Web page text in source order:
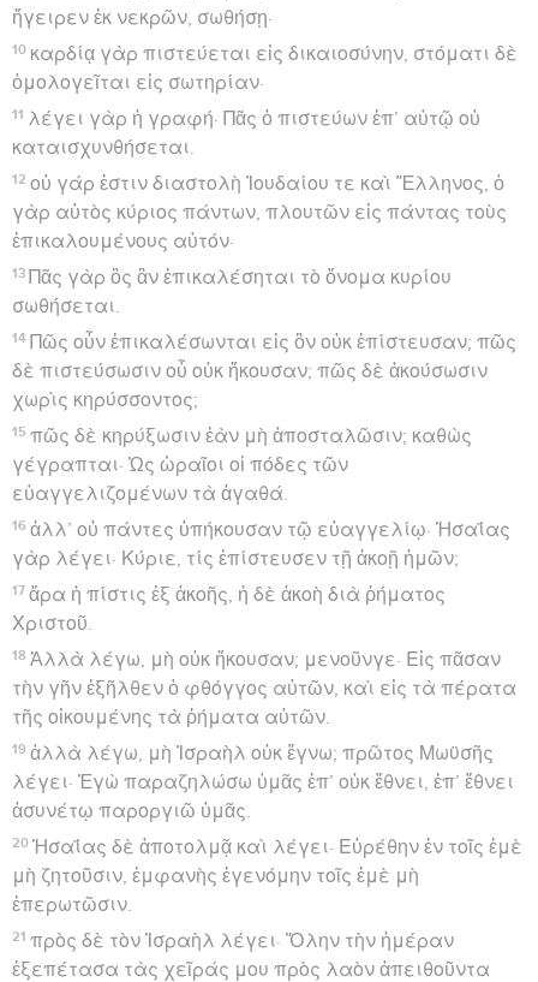
ἤγειρεν ἐκ νεκρῶν, σωθήσῃ·
10 καρδίᾳ γὰρ πιστεύεται εἰς δικαιοσύνην, στόματι δὲ
ὁμολογεῖται εἰς σωτηρίαν·
11 λέγει γὰρ ἡ γραφή· Πᾶς ὁ πιστεύων ἐπ’ αὐτῷ οὐ
καταισχυνθήσεται.
12 οὐ γάρ ἐστιν διαστολὴ Ἰουδαίου τε καὶ Ἕλληνος, ὁ
γὰρ αὐτὸς κύριος πάντων, πλουτῶν εἰς πάντας τοὺς
ἐπικαλουμένους αὐτόν·
13 Πᾶς γὰρ ὃς ἂν ἐπικαλέσηται τὸ ὄνομα κυρίου
σωθήσεται.
14 Πῶς οὖν ἐπικαλέσωνται εἰς ὃν οὐκ ἐπίστευσαν; πῶς
δὲ πιστεύσωσιν οὗ οὐκ ἤκουσαν; πῶς δὲ ἀκούσωσιν
χωρὶς κηρύσσοντος;
15 πῶς δὲ κηρύξωσιν ἐὰν μὴ ἀποσταλῶσιν; καθὼς
γέγραπται· Ὡς ὡραῖοι οἱ πόδες τῶν
εὐαγγελιζομένων τὰ ἀγαθά.
16 ἀλλ’ οὐ πάντες ὑπήκουσαν τῷ εὐαγγελίῳ· Ἠσαΐας
γὰρ λέγει· Κύριε, τίς ἐπίστευσεν τῇ ἀκοῇ ἡμῶν;
17 ἄρα ἡ πίστις ἐξ ἀκοῆς, ἡ δὲ ἀκοὴ διὰ ῥήματος
Χριστοῦ.
18 Ἀλλὰ λέγω, μὴ οὐκ ἤκουσαν; μενοῦνγε· Εἰς πᾶσαν
τὴν γῆν ἐξῆλθεν ὁ φθόγγος αὐτῶν, καὶ εἰς τὰ πέρατα
τῆς οἰκουμένης τὰ ῥήματα αὐτῶν.
19 ἀλλὰ λέγω, μὴ Ἰσραὴλ οὐκ ἔγνω; πρῶτος Μωϋσῆς
λέγει· Ἐγὼ παραζηλώσω ὑμᾶς ἐπ’ οὐκ ἔθνει, ἐπ’ ἔθνει
ἀσυνέτῳ παροργιῶ ὑμᾶς.
20 Ἠσαΐας δὲ ἀποτολμᾷ καὶ λέγει· Εὑρέθην ἐν τοῖς ἐμὲ
μὴ ζητοῦσιν, ἐμφανὴς ἐγενόμην τοῖς ἐμὲ μὴ
ἐπερωτῶσιν.
21 πρὸς δὲ τὸν Ἰσραὴλ λέγει· Ὅλην τὴν ἡμέραν
ἐξεπέτασα τὰς χεῖράς μου πρὸς λαὸν ἀπειθοῦντα